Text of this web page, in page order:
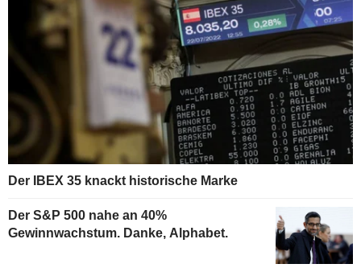
Der IBEX 35 knackt historische Marke
Der S&P 500 nahe an 40%
Gewinnwachstum. Danke, Alphabet.